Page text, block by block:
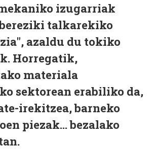
izugarriak
talkarekiko
azaldu du tokiko
Horregatik,
materiala
sektorean erabiliko da,
irekitzea, barneko
piezak... bezalako